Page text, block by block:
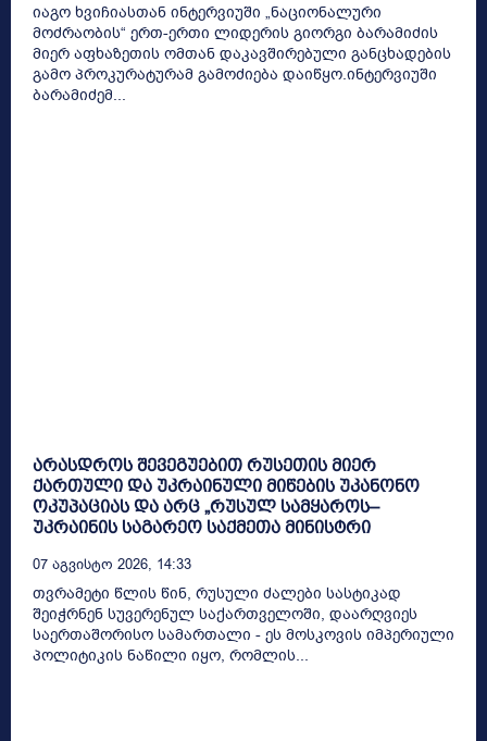
იაგო ხვიჩიასთან ინტერვიუში „ნაციონალური
მოძრაობის“ ერთ-ერთი ლიდერის გიორგი ბარამიძის
მიერ აფხაზეთის ომთან დაკავშირებული განცხადების
გამო პროკურატურამ გამოძიება დაიწყო.ინტერვიუში
ბარამიძემ...
არასდროს შევეგუებით რუსეთის მიერ
ქართული და უკრაინული მიწების უკანონო
ოკუპაციას და არც „რუსულ სამყაროს–
უკრაინის საგარეო საქმეთა მინისტრი
07 Აგვისტო 2026, 14:33
თვრამეტი წლის წინ, რუსული ძალები სასტიკად
შეიჭრნენ სუვერენულ საქართველოში, დაარღვიეს
საერთაშორისო სამართალი - ეს მოსკოვის იმპერიული
პოლიტიკის ნაწილი იყო, რომლის...